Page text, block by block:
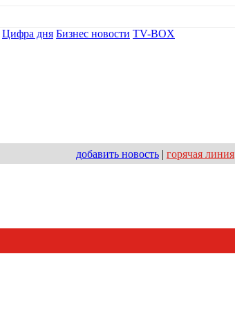
Цифра дня Бизнес новости TV-BOX
добавить новость | горячая линия